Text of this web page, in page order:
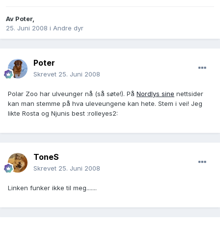
Av Poter,
25. Juni 2008 i Andre dyr
Poter
Skrevet 25. Juni 2008
Polar Zoo har ulveunger nå (så søte!). På Nordlys sine nettsider
kan man stemme på hva uleveungene kan hete. Stem i vei! Jeg
likte Rosta og Njunis best :rolleyes2:
ToneS
Skrevet 25. Juni 2008
Linken funker ikke til meg.......